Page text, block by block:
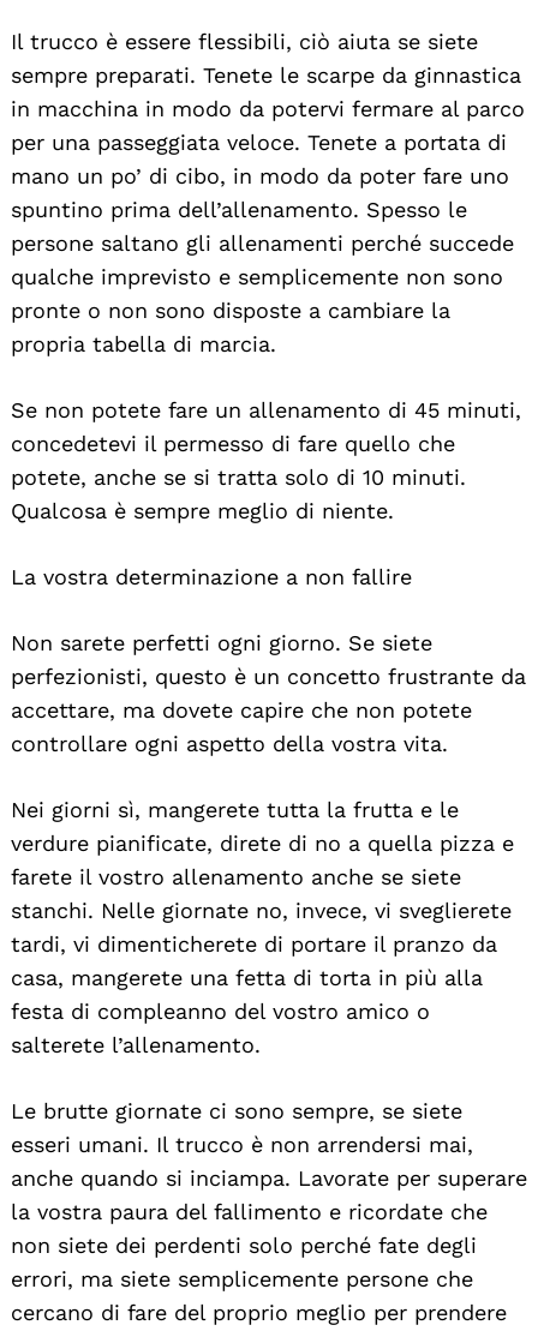
Il trucco è essere flessibili, ciò aiuta se siete
sempre preparati. Tenete le scarpe da ginnastica
in macchina in modo da potervi fermare al parco
per una passeggiata veloce. Tenete a portata di
mano un po’ di cibo, in modo da poter fare uno
spuntino prima dell’allenamento. Spesso le
persone saltano gli allenamenti perché succede
qualche imprevisto e semplicemente non sono
pronte o non sono disposte a cambiare la
propria tabella di marcia.
Se non potete fare un allenamento di 45 minuti,
concedetevi il permesso di fare quello che
potete, anche se si tratta solo di 10 minuti.
Qualcosa è sempre meglio di niente.
La vostra determinazione a non fallire
Non sarete perfetti ogni giorno. Se siete
perfezionisti, questo è un concetto frustrante da
accettare, ma dovete capire che non potete
controllare ogni aspetto della vostra vita.
Nei giorni sì, mangerete tutta la frutta e le
verdure pianificate, direte di no a quella pizza e
farete il vostro allenamento anche se siete
stanchi. Nelle giornate no, invece, vi sveglierete
tardi, vi dimenticherete di portare il pranzo da
casa, mangerete una fetta di torta in più alla
festa di compleanno del vostro amico o
salterete l’allenamento.
Le brutte giornate ci sono sempre, se siete
esseri umani. Il trucco è non arrendersi mai,
anche quando si inciampa. Lavorate per superare
la vostra paura del fallimento e ricordate che
non siete dei perdenti solo perché fate degli
errori, ma siete semplicemente persone che
cercano di fare del proprio meglio per prendere